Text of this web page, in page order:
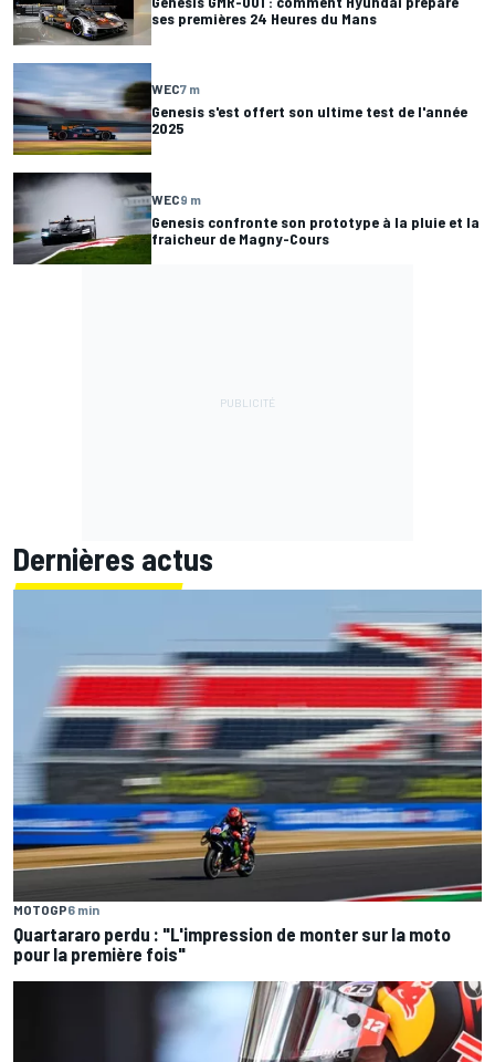
ses premières 24 Heures du Mans
WEC7 m
Genesis s'est offert son ultime test de l'année
2025
WEC9 m
Genesis confronte son prototype à la pluie et la
fraicheur de Magny-Cours
Dernières actus
MOTOGP6 min
Quartararo perdu : "L'impression de monter sur la moto
pour la première fois"